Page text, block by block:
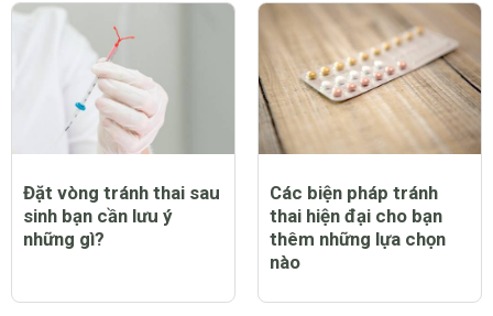
Đặt vòng tránh thai sau
sinh bạn cần lưu ý
những gì?
Các biện pháp tránh
thai hiện đại cho bạn
thêm những lựa chọn
nào